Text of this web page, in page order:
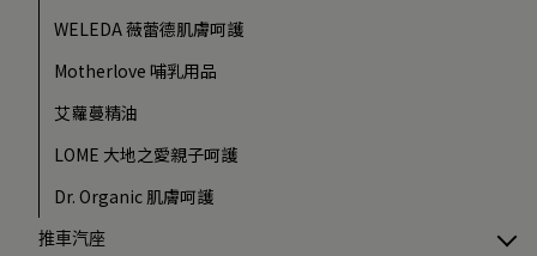
WELEDA 薇蕾德肌膚呵護
Motherlove 哺乳用品
艾蘿蔓精油
LOME 大地之愛親子呵護
Dr. Organic 肌膚呵護
推車汽座